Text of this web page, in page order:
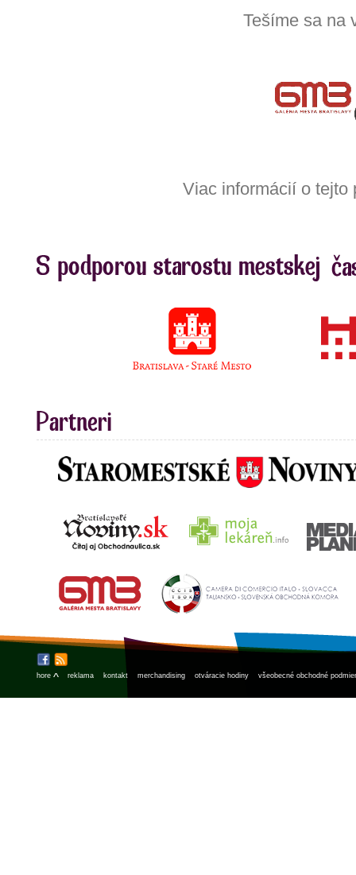
Tešíme sa na
Viac informácií o
hore ^ reklama kontakt merchandising otváracie hodiny všeobecné obchodné